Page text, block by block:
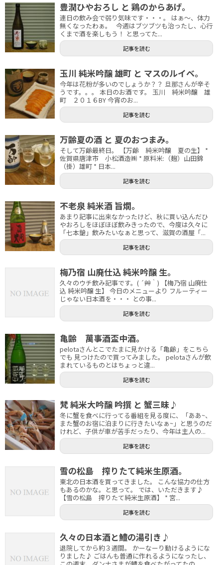
豊潤ひやおろし と 鶏のからあげ。
連日の飲み会で弱り気味です・・・。 はぁ～、体力
無くなったわぁ。 今週はブツブツも治ったし、心行
くまで酒を楽しもう！ と思ってた...
記事を読む
玉川 純米吟醸 雄町 と マスのルイベ。
今年は花粉が多いのでしょうか？？ 旦那さんが辛そ
うです。。。 本日のお酒です。 玉川 純米吟醸 雄
町 ２０１６BY 今宵のお...
記事を読む
万齢夏の酒 と 夏のおつまみ。
そして万齢最終日。 【万齢 純米吟醸 夏の生】 *
佐賀県唐津市 小松酒造㈱ * 原料米:（麹）山田錦
（掛）雄町 * 日本...
記事を読む
不老泉 純米酒 旨燗。
あまり記事に出来なかったけど、秋に買い込んだひ
やおろしをほぼほぼ飲みきったので、今度は久々に
「七本鎗」飲みたいなぁと思って、滋賀の酒屋「...
記事を読む
梅乃宿 山廃仕込 純米吟醸 生。
久々のウチ飲み記事です。( ´艸｀) 【梅乃宿 山廃仕
込 純米吟醸 生】 今日のメニューより フルーティー
じゃない日本酒を・・・ との事...
記事を読む
亀齢 萬事酒盃中酒。
pelotaさんとこでたまに見かける「亀齢」をこちら
でも 見つけたので買ってみました。 pelotaさんが飲
まれているものとはちょっと違...
記事を読む
梵 純米大吟醸 吟撰 と 蟹三昧♪
冬に蟹を食べに行ってる番組を見る度に、「ああ~、
また蟹のお宿に泊まりに行きたいなぁ~」と思うのだ
けれど、子供が車が苦手だったり、今年は主人の...
記事を読む
雪の松島 搾りたて純米生原酒。
東北の日本酒を買ってきました。 こんな協力の仕方
もあるのかな。と思って。 では、いただきます♪
【雪の松島 搾りたて純米生原酒】 * 宮...
記事を読む
久々の日本酒と鱧の湯引き♪
退院してから約３週間。 かーなーり動けるようにな
りました♪ ごはんも普通に作れるようになったし、